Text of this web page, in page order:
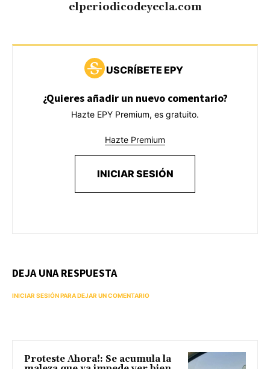
elperiodicodeyecla.com
USCRÍBETE EPY
¿Quieres añadir un nuevo comentario?
Hazte EPY Premium, es gratuito.
Hazte Premium
INICIAR SESIÓN
DEJA UNA RESPUESTA
INICIAR SESIÓN PARA DEJAR UN COMENTARIO
Proteste Ahora!: Se acumula la